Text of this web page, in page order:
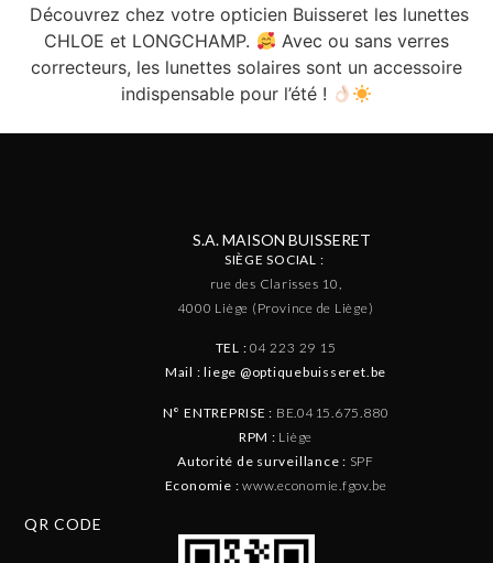
Découvrez chez votre opticien Buisseret les lunettes
CHLOE et LONGCHAMP.
Avec ou sans verres
correcteurs, les lunettes solaires sont un accessoire
indispensable pour l’été !
S.A. MAISON BUISSERET
SIÈGE SOCIAL :
rue des Clarisses 10,
4000 Liège (Province de Liège)
TEL : 04 223 29 15
Mail : liege @optiquebuisseret.be
N° ENTREPRISE : BE.0415.675.880
RPM : Liège
Autorité de surveillance : SPF
Economie : www.economie.fgov.be
QR CODE